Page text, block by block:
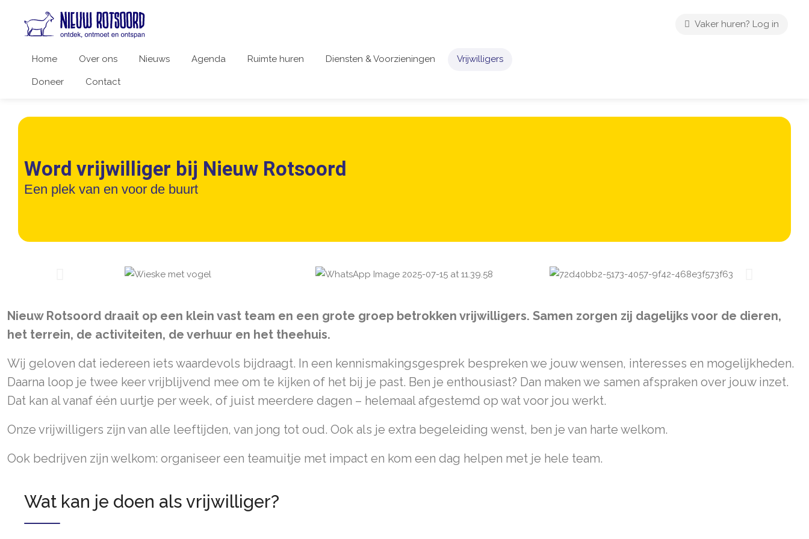
Home Over ons Nieuws Agenda Ruimte huren Diensten & Voorzieningen Vrijwilligers
Doneer Contact
Vaker huren? Log in
Word vrijwilliger bij Nieuw Rotsoord
Een plek van en voor de buurt
Nieuw Rotsoord draait op een klein vast team en een grote groep betrokken vrijwilligers. Samen zorgen zij dagelijks voor de dieren,
het terrein, de activiteiten, de verhuur en het theehuis.
Wij geloven dat iedereen iets waardevols bijdraagt. In een kennismakingsgesprek bespreken we jouw wensen, interesses en mogelijkheden.
Daarna loop je twee keer vrijblijvend mee om te kijken of het bij je past. Ben je enthousiast? Dan maken we samen afspraken over jouw inzet.
Dat kan al vanaf één uurtje per week, of juist meerdere dagen – helemaal afgestemd op wat voor jou werkt.
Onze vrijwilligers zijn van alle leeftijden, van jong tot oud. Ook als je extra begeleiding wenst, ben je van harte welkom.
Ook bedrijven zijn welkom: organiseer een teamuitje met impact en kom een dag helpen met je hele team.
Wat kan je doen als vrijwilliger?